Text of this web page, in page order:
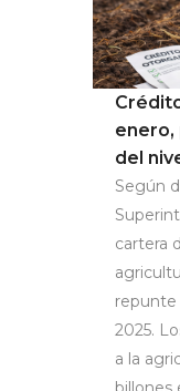
enero,
del
Según
cartera
repunte
2025.
a la